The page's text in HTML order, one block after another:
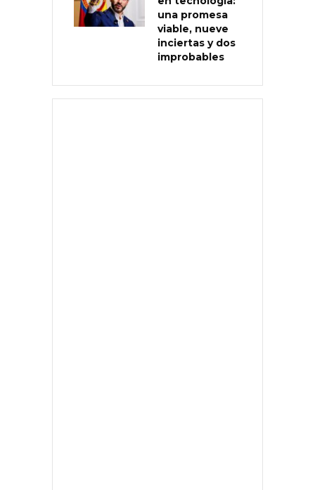
una promesa
viable, nueve
inciertas y dos
improbables